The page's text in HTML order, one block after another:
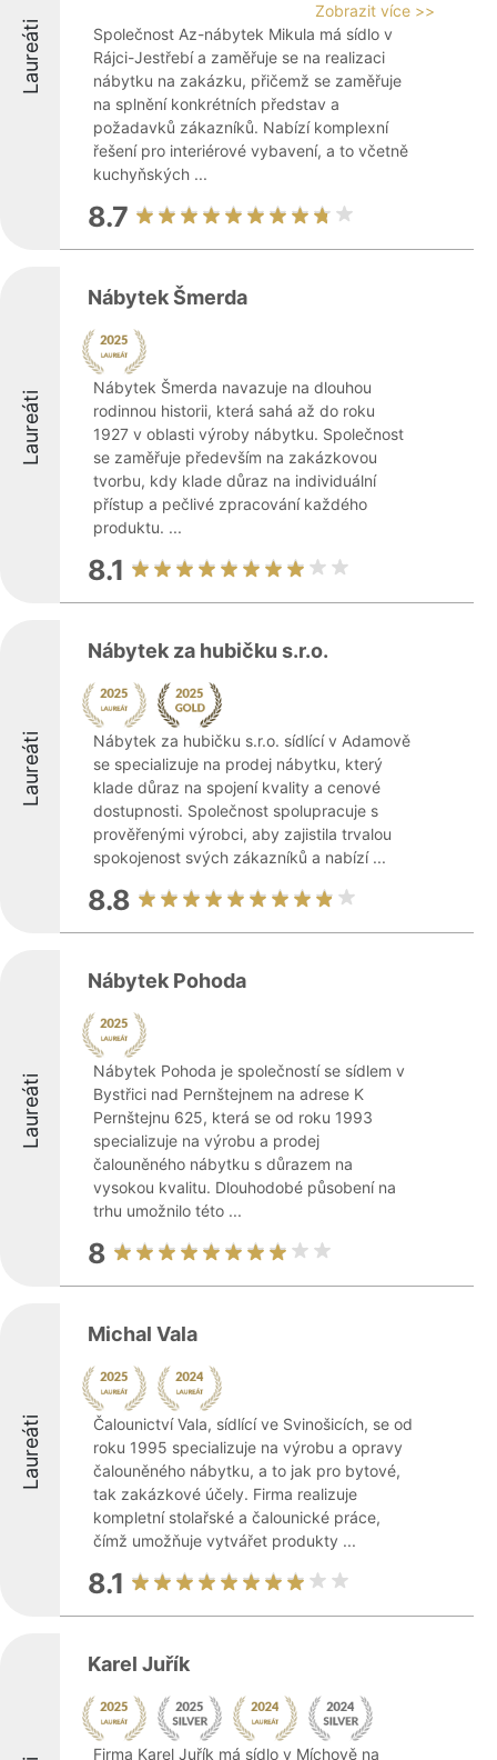
Laureáti
Zobrazit více >>
Společnost Az-nábytek Mikula má sídlo v
Rájci-Jestřebí a zaměřuje se na realizaci
nábytku na zakázku, přičemž se zaměřuje
na splnění konkrétních představ a
požadavků zákazníků. Nabízí komplexní
řešení pro interiérové vybavení, a to včetně
kuchyňských ...
8.7
Laureáti
Nábytek Šmerda
Nábytek Šmerda navazuje na dlouhou
rodinnou historii, která sahá až do roku
1927 v oblasti výroby nábytku. Společnost
se zaměřuje především na zakázkovou
tvorbu, kdy klade důraz na individuální
přístup a pečlivé zpracování každého
produktu. ...
8.1
Laureáti
Nábytek za hubičku s.r.o.
Nábytek za hubičku s.r.o. sídlící v Adamově
se specializuje na prodej nábytku, který
klade důraz na spojení kvality a cenové
dostupnosti. Společnost spolupracuje s
prověřenými výrobci, aby zajistila trvalou
spokojenost svých zákazníků a nabízí ...
8.8
Laureáti
Nábytek Pohoda
Nábytek Pohoda je společností se sídlem v
Bystřici nad Pernštejnem na adrese K
Pernštejnu 625, která se od roku 1993
specializuje na výrobu a prodej
čalouněného nábytku s důrazem na
vysokou kvalitu. Dlouhodobé působení na
trhu umožnilo této ...
8
Laureáti
Michal Vala
Čalounictví Vala, sídlící ve Svinošicích, se od
roku 1995 specializuje na výrobu a opravy
čalouněného nábytku, a to jak pro bytové,
tak zakázkové účely. Firma realizuje
kompletní stolařské a čalounické práce,
čímž umožňuje vytvářet produkty ...
8.1
Karel Juřík
Firma Karel Juřík má sídlo v Míchově na